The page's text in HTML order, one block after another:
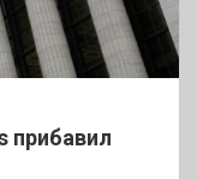
прибавил